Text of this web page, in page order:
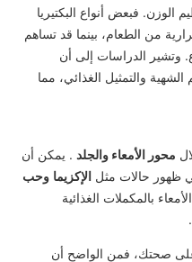
الوزن. فبعض أنواع البكتيريا
من الطعام، بينما قد تساهم
وتشير الدراسات إلى أن
والتمثيل الغذائي، مما
محور الأمعاء والجلد . يمكن أن
ظهور حالات مثل الإكزيما وحب
بالمكملات الغذائية
على صحتك، فمن الواضح أن